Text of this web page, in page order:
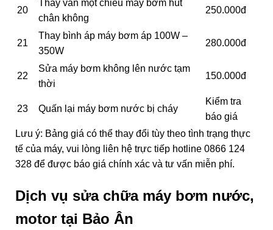
20
Thay van một chiều máy bơm hút
chân không
250.000đ
21
Thay bình áp máy bơm áp 100W –
350W
280.000đ
22
Sửa máy bơm không lên nước tạm
thời
150.000đ
23 Quấn lại máy bơm nước bị cháy
Kiểm tra
báo giá
Lưu ý: Bảng giá có thể thay đổi tùy theo tình trạng thực
tế của máy, vui lòng liên hệ trực tiếp hotline 0866 124
328 để được báo giá chính xác và tư vấn miễn phí.
Dịch vụ sửa chữa máy bơm nước,
motor tại Bảo Ân